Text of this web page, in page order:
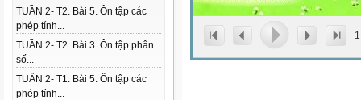
TUẦN 2- T2. Bài 5. Ôn tập các
phép tính...
TUẦN 2- T2. Bài 3. Ôn tập phân
số...
TUẦN 2- T1. Bài 5. Ôn tập các
phép tính...
1